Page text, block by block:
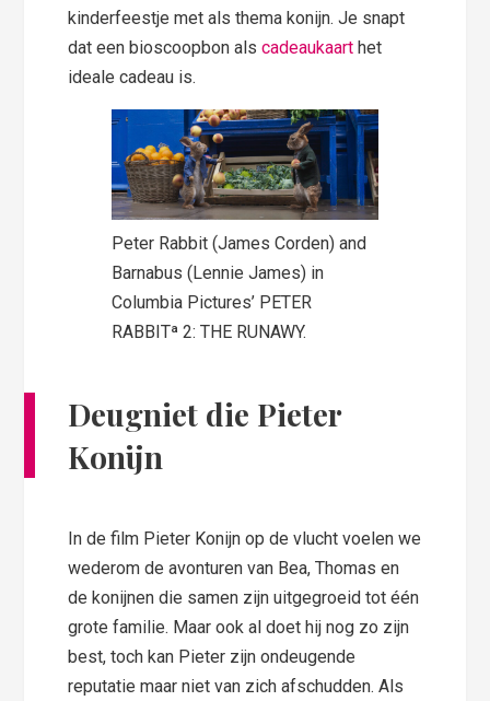
kinderfeestje met als thema konijn. Je snapt
dat een bioscoopbon alscadeaukaarthet
ideale cadeau is.
Peter Rabbit (James Corden) and
Barnabus (Lennie James) in
Columbia Pictures’ PETER
RABBITª 2: THE RUNAWY.
Deugniet die Pieter
Konijn
In de film Pieter Konijn op de vlucht voelen we
wederom de avonturen van Bea, Thomas en
de konijnen die samen zijn uitgegroeid tot één
grote familie. Maar ook al doet hij nog zo zijn
best, toch kan Pieter zijn ondeugende
reputatie maar niet van zich afschudden. Als